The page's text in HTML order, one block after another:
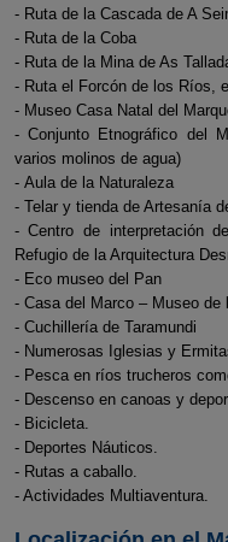
- Ruta de la Cascada de A
- Ruta de la Coba
- Ruta de la Mina de As
- Ruta el Forcón de los Ríos,
- Museo Casa Natal del
- Conjunto Etnográfico del
varios molinos de agua)
- Aula de la Naturaleza
- Telar y tienda de Artesanía
- Centro de interpretación
Refugio de la Arquitectura
- Eco museo del Pan
- Casa del Marco – Museo de
- Cuchillería de Taramundi
- Numerosas Iglesias y
- Pesca en ríos trucheros
- Descenso en canoas y
- Bicicleta.
- Deportes Náuticos.
- Rutas a caballo.
- Actividades Multiaventura.